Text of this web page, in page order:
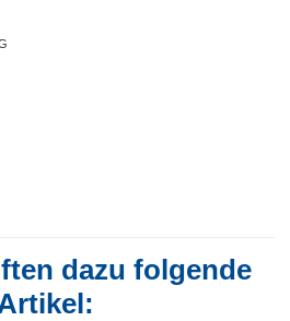
dazu folgende